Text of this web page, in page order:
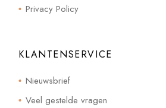
Privacy Policy
KLANTENSERVICE
Nieuwsbrief
Veel gestelde vragen